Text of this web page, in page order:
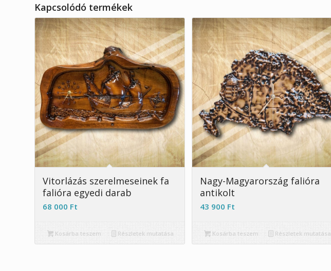
Kapcsolódó termékek
Vitorlázás szerelmeseinek fa
falióra egyedi darab
68 000 Ft
Kosárba teszem Részletek mutatása
Nagy-Magyarország falióra
antikolt
43 900 Ft
Kosárba teszem Részletek mutatása